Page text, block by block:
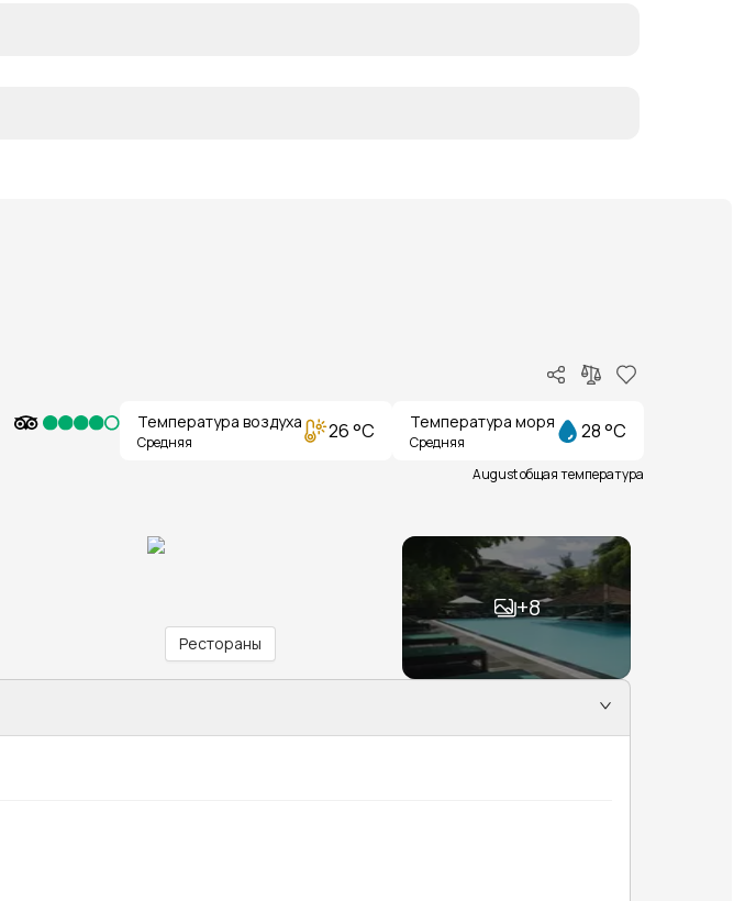
Температура воздуха
Средняя 26 °C Температура моря
Средняя 28 °C
August общая температура
Рестораны
+8